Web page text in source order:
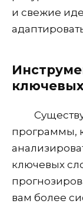
и свежие
программы,
ключевых
вам более